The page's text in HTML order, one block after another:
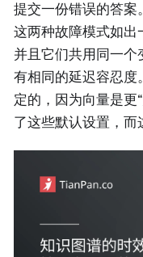
提交一份错误的答案
这两种故障模式如
并且它们共用同一个
有相同的延迟容忍度
定的，因为向量是更
了这些默认设置，而